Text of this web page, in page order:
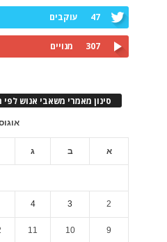
47 עוקבים
307 מנויים
סינון מאמרי משאבי אנוש לפי
אוגוסט
א ב ג
2
3
4
9
10
11